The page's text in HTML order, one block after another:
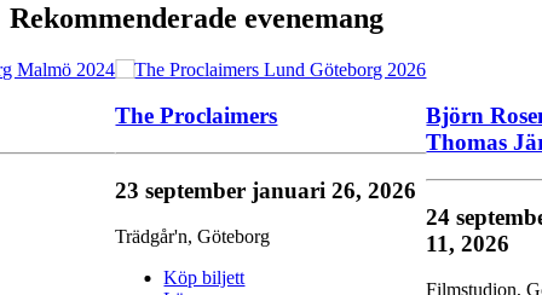
Rekommenderade evenemang
The Proclaimers
23 septemberjanuari 26, 2026
Trädgår'n,Göteborg
Köp biljett
Björn
Thomas
24
11, 2026
Filmstudion,